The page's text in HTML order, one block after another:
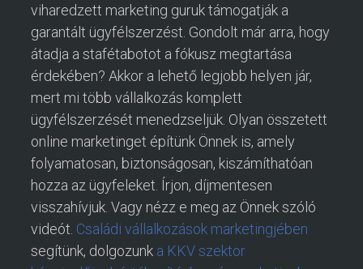
viharedzett marketing guruk támogatják a
garantált ügyfélszerzést. Gondolt már arra, hogy
átadja a stafétabotot a fókusz megtartása
érdekében? Akkor a lehető legjobb helyen jár,
mert mi több vállalkozás komplett
ügyfélszerzését menedzseljük. Olyan összetett
online marketinget építünk Önnek is, amely
folyamatosan, biztonságosan, kiszámíthatóan
hozza az ügyfeleket. Írjon, díjmentesen
visszahívjuk. Vagy nézz e meg az Önnek szóló
videót. Családi vállalkozások marketingjében
segítünk, dolgozunk a KKV szektor